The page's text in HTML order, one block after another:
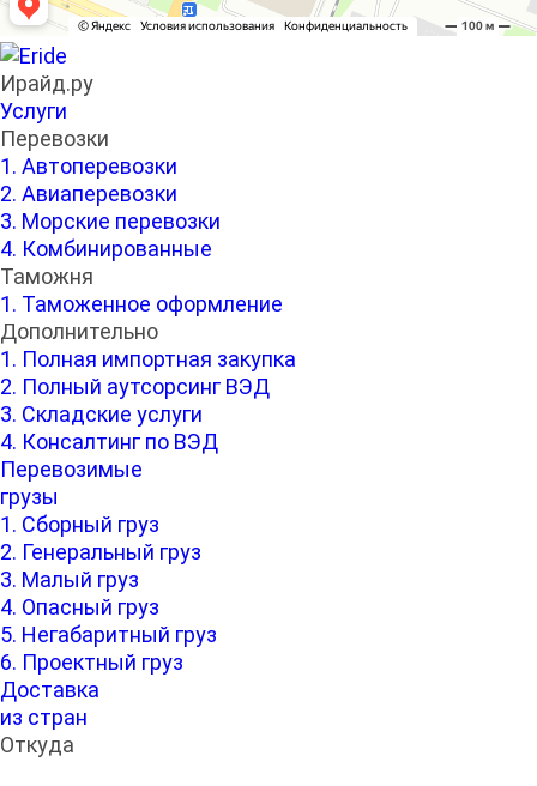
Ирайд.ру
Услуги
Перевозки
1. Автоперевозки
2. Авиаперевозки
3. Морские перевозки
4. Комбинированные
Таможня
1. Таможенное оформление
Дополнительно
1. Полная импортная закупка
2. Полный аутсорсинг ВЭД
3. Складские услуги
4. Консалтинг по ВЭД
Перевозимые
грузы
1. Сборный груз
2. Генеральный груз
3. Малый груз
4. Опасный груз
5. Негабаритный груз
6. Проектный груз
Доставка
из стран
Откуда